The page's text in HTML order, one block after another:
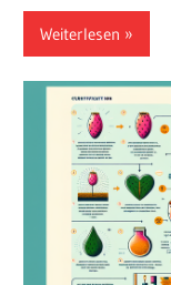
Weiterlesen